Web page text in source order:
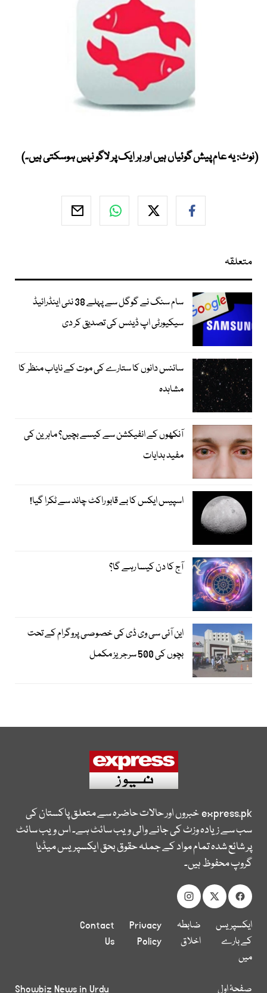
(نوٹ: یہ عام پیش گوئیاں ہیں اور ہر ایک پر لاگو نہیں ہوسکتی ہیں۔)
متعلقہ
سام سنگ نے گوگل سے پہلے 38 نئی اینڈرائیڈ
سیکیورٹی اپ ڈیٹس کی تصدیق کر دی
سائنس دانوں کا ستارے کی موت کے نایاب منظر کا
مشاہدہ
آنکھوں کے انفیکشن سے کیسے بچیں؟ ماہرین کی
مفید ہدایات
اسپیس ایکس کا بے قابو راکٹ چاند سے ٹکرا گیا!
آج کا دن کیسا رہے گا؟
این آئی سی وی ڈی کی خصوصی پروگرام کے تحت
بچوں کی 500 سرجریز مکمل
express.pkخبروں اور حالات حاضرہ سے متعلق پاکستان کی
سب سے زیادہ وزٹ کی جانے والی ویب سائٹ ہے۔ اس ویب سائٹ
پر شائع شدہ تمام مواد کے جملہ حقوق بحق ایکسپریس میڈیا
گروپ محفوظ ہیں۔
ایکسپریس
کے بارے
میں
ضابطہ
اخلاق
Privacy
Policy
Contact
Us
صفحۂ اول Showbiz News in Urdu